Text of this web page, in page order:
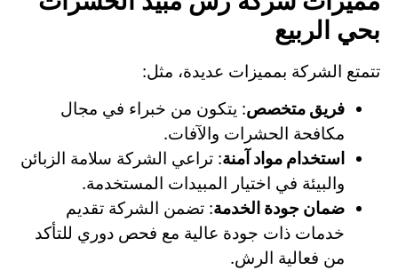
بحي الربيع
تتمتع الشركة بمميزات عديدة، مثل:
فريق متخصص: يتكون من خبراء في مجال
مكافحة الحشرات والآفات.
استخدام مواد آمنة: تراعي الشركة سلامة الزبائن
والبيئة في اختيار المبيدات المستخدمة.
ضمان جودة الخدمة: تضمن الشركة تقديم
خدمات ذات جودة عالية مع فحص دوري للتأكد
من فعالية الرش.